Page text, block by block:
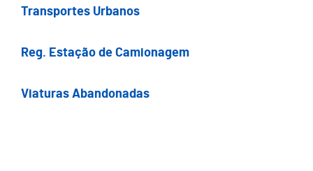
Transportes Urbanos
Reg. Estação de Camionagem
Viaturas Abandonadas